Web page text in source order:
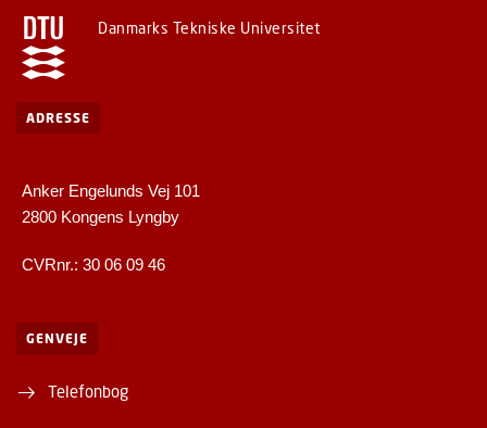
Danmarks Tekniske Universitet
ADRESSE
Anker Engelunds Vej 101
2800 Kongens Lyngby
CVRnr.: 30 06 09 46
GENVEJE
Telefonbog